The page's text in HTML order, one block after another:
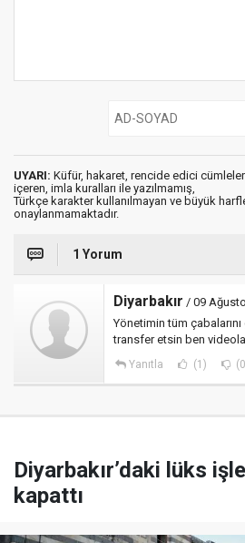
UYARI: Küfür, hakaret, rencide edici cümleler
içeren, imla kuralları ile yazılmamış,
Türkçe karakter kullanılmayan ve büyük
onaylanmamaktadır.
1 Yorum
Diyarbakır / 09
Yönetimin tüm
transfer etsin ben
Yanıtla (1)
Diyarbakır’daki lüks
kapattı